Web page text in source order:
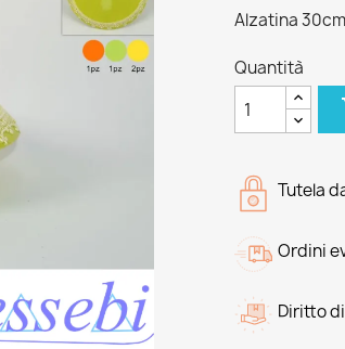
Alzatina
Quantità
Tutela
Ordini
Diritto